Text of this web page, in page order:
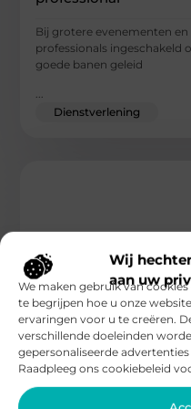
Wij
aan uw
We maken gebruik van
te begrijpen hoe u onze
ervaringen voor u te creëren.
verschillende doeleinden
gepersonaliseerde
Raadpleeg ons cookiebeleid
Bij grotere evenementen
professionals ingeschakeld
goede banen geleid
...
Dienstverlening
Oplossingen van
wie zijn ze bestemd?